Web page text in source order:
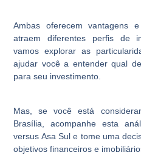
Ambas oferecem vantagens
atraem diferentes perfis de
vamos explorar as
ajudar você a entender qual
para seu investimento.
Mas, se você está
Brasília, acompanhe esta
versus Asa Sul e tome uma
objetivos financeiros e